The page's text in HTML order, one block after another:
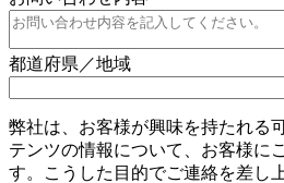
都道府県／地域
弊社は、お客様が興味を持たれる
テンツの情報について、お客様に
す。こうした目的でご連絡を差し